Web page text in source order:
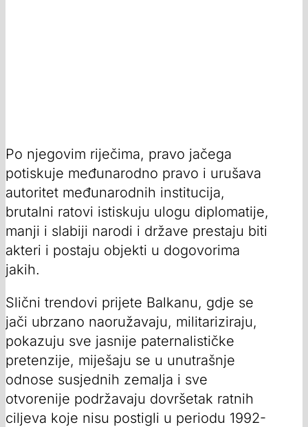
Po njegovim riječima, pravo jačega
potiskuje međunarodno pravo i urušava
autoritet međunarodnih institucija,
brutalni ratovi istiskuju ulogu diplomatije,
manji i slabiji narodi i države prestaju biti
akteri i postaju objekti u dogovorima
jakih.
Slični trendovi prijete Balkanu, gdje se
jači ubrzano naoružavaju, militariziraju,
pokazuju sve jasnije paternalističke
pretenzije, miješaju se u unutrašnje
odnose susjednih zemalja i sve
otvorenije podržavaju dovršetak ratnih
ciljeva koje nisu postigli u periodu 1992-